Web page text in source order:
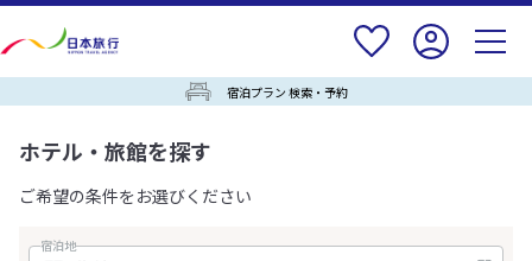
宿泊プラン 検索・予約
ホテル・旅館を探す
ご希望の条件をお選びください
宿泊地